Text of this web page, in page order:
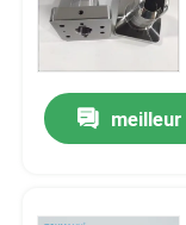
Pièces usinées
La commande